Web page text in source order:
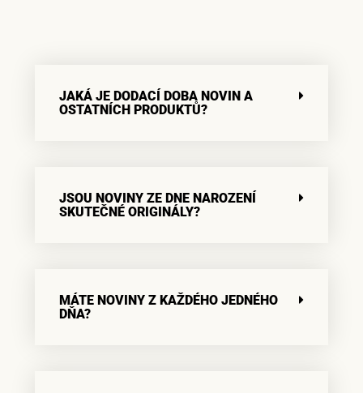
JAKÁ JE DODACÍ DOBA NOVIN A
OSTATNÍCH PRODUKTŮ?
JSOU NOVINY ZE DNE NAROZENÍ
SKUTEČNÉ ORIGINÁLY?
MÁTE NOVINY Z KAŽDÉHO JEDNÉHO
DŇA?